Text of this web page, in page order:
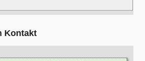
Kontakt